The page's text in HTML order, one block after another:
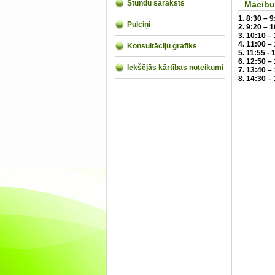
Stundu saraksts
Pulciņi
Konsultāciju grafiks
Iekšējās kārtības noteikumi
1. 8:30 –
2. 9:20 –
3. 10:10 –
4. 11:00 –
5. 11:55 -
6. 12:50 –
7. 13:40 –
8. 14:30 –